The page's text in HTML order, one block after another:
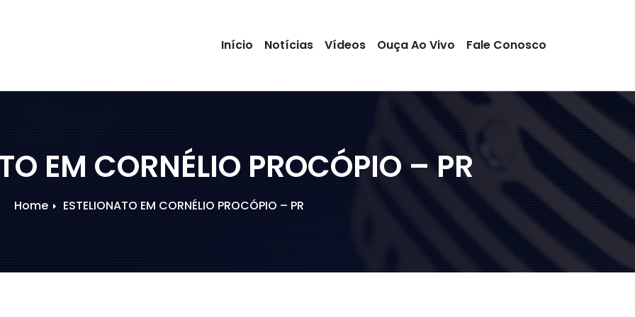
Início Notícias Vídeos Ouça Ao Vivo Fale Conosco
EM CORNÉLIO PROCÓPIO – PR
Home ESTELIONATO EM CORNÉLIO PROCÓPIO – PR